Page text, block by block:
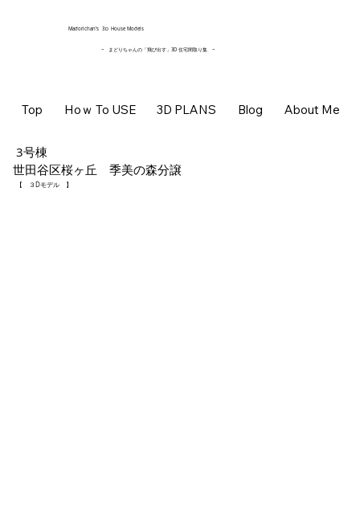
​Madorichan’s 3Ｄ House Models
Top Hoｗ To USE 3D PLANS Blog About Me
~ まどりちゃんの「飛び出す」3D 住宅間取り集 ~
3号棟
世田谷区桜ヶ丘 季美の森分譲
【 ３Dモデル 】